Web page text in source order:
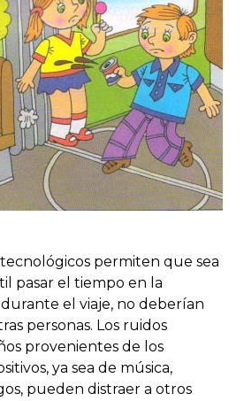
tecnológicos permiten que sea
pasar el tiempo en la
el viaje, no deberían
personas. Los ruidos
provenientes de los
ya sea de música,
pueden distraer a otros